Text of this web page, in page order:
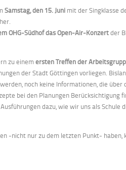
Samstag, den 15. Juni mit der Singklasse
OHG-Südhof das Open-Air-Konzertder
zu einemersten Treffen der
der Stadt Göttingen vorliegen.
noch keine Informationen, die
bei den Planungen Berücksichtigung
dazu, wie wir uns als Schule
-nicht nur zu dem letzten Punkt- haben,